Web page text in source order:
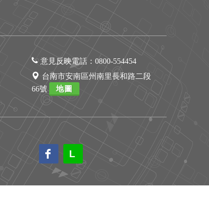
意見反映電話： 0800-554454
台南市安南區州南里長和路二段
66號
地圖
L
L